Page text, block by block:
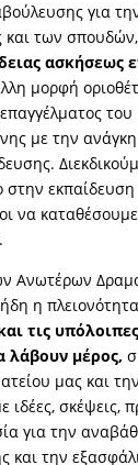
για
και των
ασκήσεως
μορφή
του
με την ανάγκη
στην
να
η
τις
λάβουν μέρος,
μας και
ιδέες, σκέψεις,
για την
και την